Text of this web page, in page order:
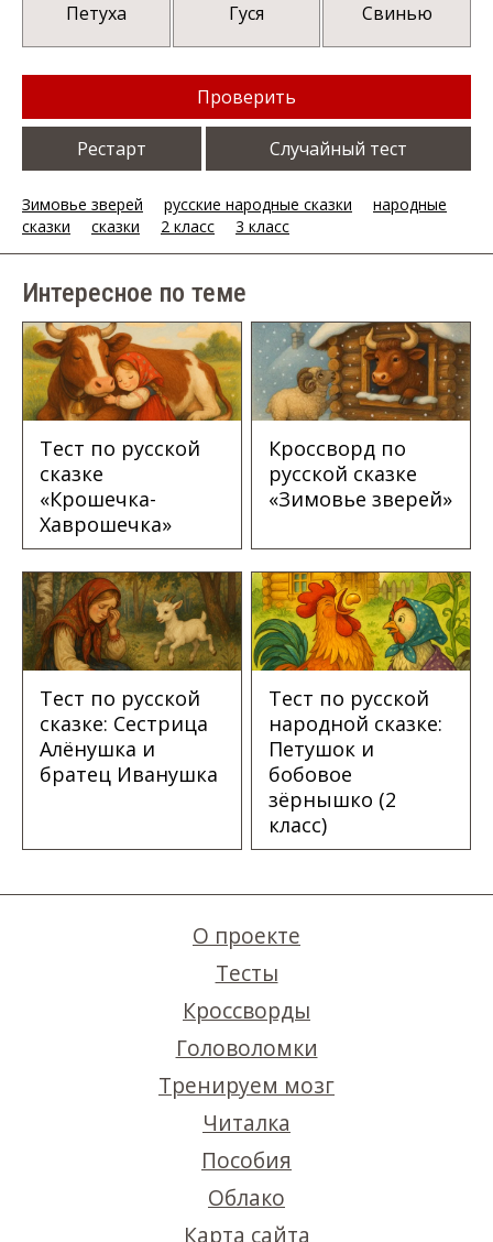
Петуха Гуся Свинью
Проверить
Рестарт Случайный тест
Зимовье зверей русские народные сказки
народные
сказки
сказки 2 класс 3 класс
Интересное по теме
Тест по русской
сказке
«Крошечка-
Хаврошечка»
Кроссворд по
русской сказке
«Зимовье зверей»
Тест по русской
сказке: Сестрица
Алёнушка и
братец Иванушка
Тест по русской
народной сказке:
Петушок и
бобовое
зёрнышко (2
класс)
О проекте
Тесты
Кроссворды
Головоломки
Тренируем мозг
Читалка
Пособия
Облако
Карта сайта